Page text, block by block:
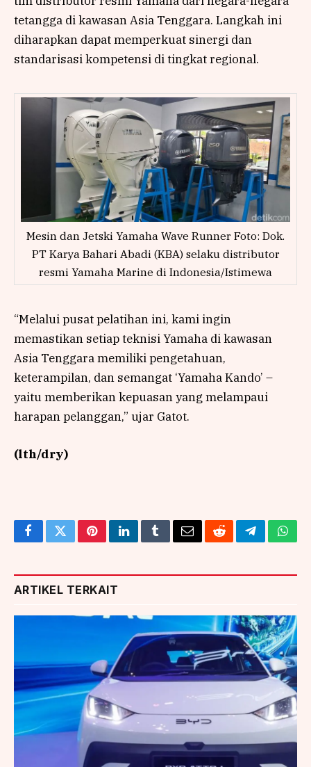
tetangga di kawasan Asia Tenggara. Langkah ini
diharapkan dapat memperkuat sinergi dan
standarisasi kompetensi di tingkat regional.
Mesin dan Jetski Yamaha Wave Runner Foto: Dok.
PT Karya Bahari Abadi (KBA) selaku distributor
resmi Yamaha Marine di Indonesia/Istimewa
“Melalui pusat pelatihan ini, kami ingin
memastikan setiap teknisi Yamaha di kawasan
Asia Tenggara memiliki pengetahuan,
keterampilan, dan semangat ‘Yamaha Kando’ –
yaitu memberikan kepuasan yang melampaui
harapan pelanggan,” ujar Gatot.
(lth/dry)
FacebookTwitterPinterestLinkedInTumblrEmailRedditTelegram
ARTIKEL TERKAIT